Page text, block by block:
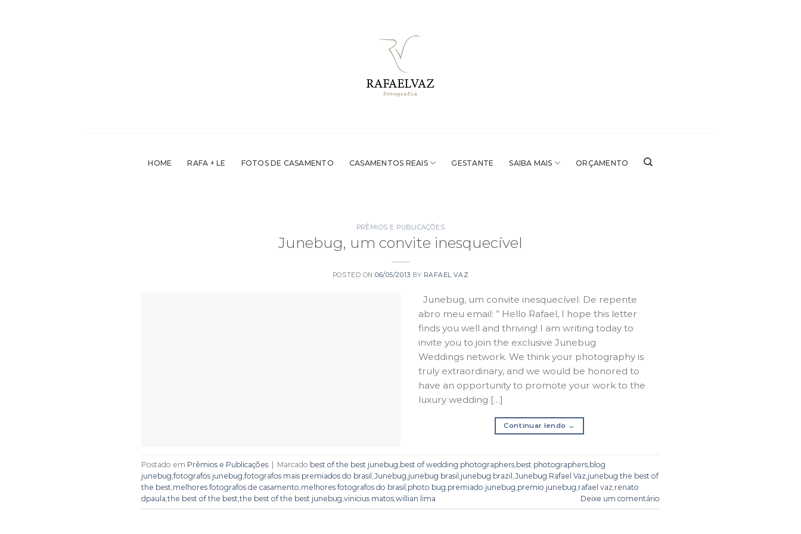
HOME RAFA + LE FOTOS DE CASAMENTO CASAMENTOS REAIS GESTANTE SAIBA MAIS ORÇAMENTO
PRÊMIOS E PUBLICAÇÕES
Junebug, um convite inesquecível
POSTED ON06/05/2013 BY RAFAEL VAZ
Junebug, um convite inesquecível. De repente
abro meu email: ” Hello Rafael, I hope this letter
finds you well and thriving! I am writing today to
invite you to join the exclusive Junebug
Weddings network. We think your photography is
truly extraordinary, and we would be honored to
have an opportunity to promote your work to the
luxury wedding […]
Continuar lendo →
Postado em Prêmios e Publicações Marcado best of the best junebug, best of wedding photographers, best photographers, blog
junebug,fotografos junebug,fotografos mais premiados do brasil ,Junebug,junebug brasil ,junebug brazil ,Junebug Rafael Vaz,junebug the best of
the best,melhores fotografos de casamento,melhores fotografos do brasil ,photo bug,premiado junebug,premio junebug,rafael vaz,renato
dpaula,the best of the best,the best of the best junebug,vinicius matos,willian lima Deixe um comentário